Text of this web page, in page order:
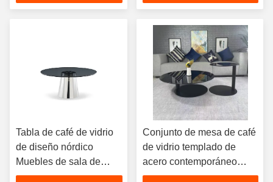
de comedor con tapa de
mesa
Tabla de café de vidrio
de diseño nórdico
Muebles de sala de
estar de lujo, conjunto
Conjunto de mesa de café
de vidrio templado de
acero contemporáneo
minimalista único